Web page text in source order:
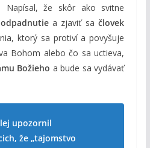
. Napísal, že skôr ako svitne
odpadnutiea zjaviť sačlovek
ktorý sa protiví a povyšuje
Bohom alebo čo sa uctieva,
Božieho a bude sa vydávať
upozornil
že „tajomstvo